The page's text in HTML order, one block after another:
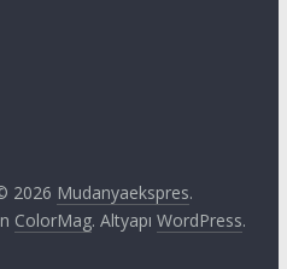
2026 Mudanyaekspres.
ColorMag. AltyapıWordPress.